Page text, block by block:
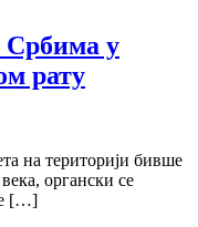
Србима у
рату
на територији бивше
органски се
[…]